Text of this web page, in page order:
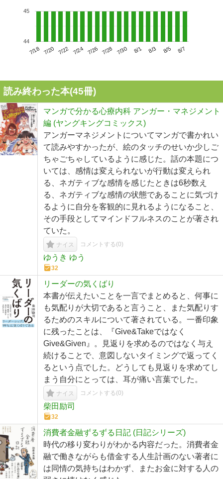
7/18 7/20 7/22 7/24 7/26 7/28 7/30 8/1 8/3 8/5 8/7
44
45
読み終わった本(45冊)
マンガで分かる心療内科 アンガー・マネジメント
編 (ヤングキングコミックス)
アンガーマネジメントについてマンガで書かれい
て読みやすかったが、絵のタッチのせいか少しご
ちゃごちゃしているように感じた。話の本題につ
いては、感情は変えられないが行動は変えられ
る、ネガティブな感情を感じたときは6秒数え
る、ネガティブな感情の状態であることに気づけ
るように自分を客観的に見れるようになること、
その手段としてマインドフルネスのことが著され
ていた。
ナイス コメントする(0)
ゆうき ゆう
32
リーダーの気くばり
本書が伝えたいことを一言でまとめると、何事に
も気配りが大切であると言うこと、また気配りす
るためのスキルについて著されている。一番印象
に残ったことは、『Give&Takeではなく
Give&Given』。見返りを求めるのではなく与え
続けることで、意図しないタイミングで返ってく
るという点でした。どうしても見返りを求めてし
まう自分にとっては、耳が痛い言葉でした。
ナイス コメントする(0)
柴田励司
32
消費者金融ずるずる日記 (日記シリーズ)
時代の移り変わりがわかる内容だった。消費者金
融で働きながらも借金する人生計画のない著者に
は同情の気持ちはわかず、またお金に対する人の